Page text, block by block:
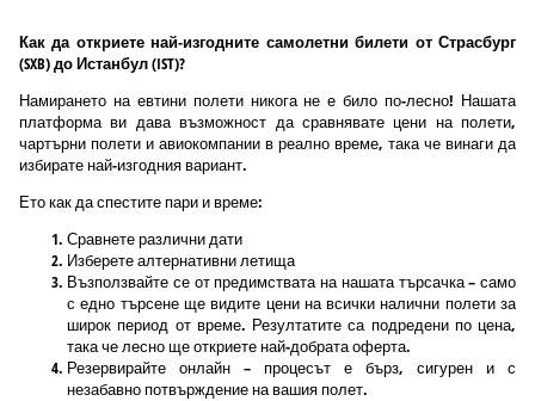
Как да откриете най-изгодните самолетни билети от Страсбург
(SXB) до Истанбул (IST)?
Намирането на евтини полети никога не е било по-лесно! Нашата
платформа ви дава възможност да сравнявате цени на полети,
чартърни полети и авиокомпании в реално време, така че винаги да
избирате най-изгодния вариант.
Ето как да спестите пари и време:
Сравнете различни дати
Изберете алтернативни летища
Възползвайте се от предимствата на нашата търсачка – само
с едно търсене ще видите цени на всички налични полети за
широк период от време. Резултатите са подредени по цена,
така че лесно ще откриете най-добрата оферта.
Резервирайте онлайн – процесът е бърз, сигурен и с
незабавно потвърждение на вашия полет.